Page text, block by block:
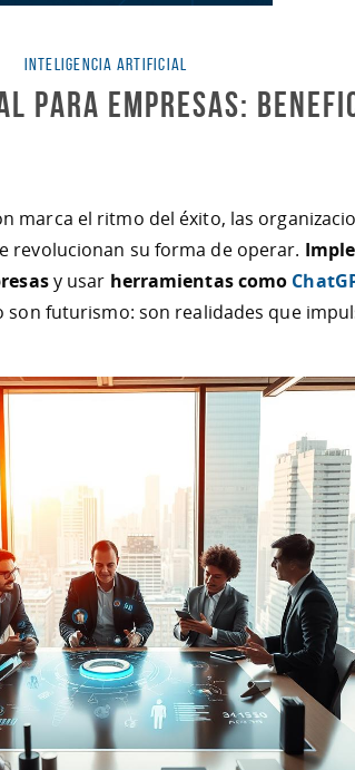
INTELIGENCIA ARTIFICIAL
Empresas:
marca el ritmo del éxito, las
revolucionan su forma de operar.
y usar herramientas como
son futurismo: son realidades que